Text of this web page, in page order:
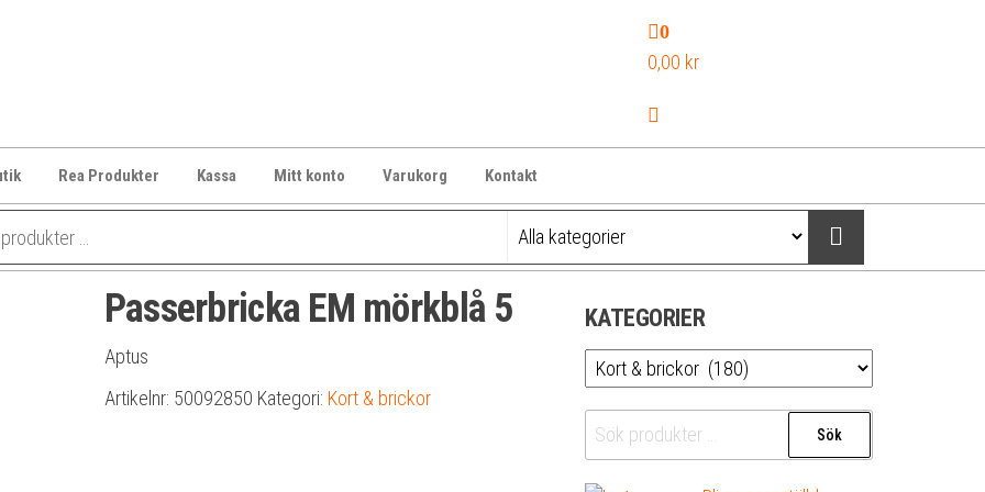
0
0,00 kr
Rea Produkter Kassa Mitt konto Varukorg Kontakt
Passerbricka EM mörkblå 5
Aptus
Artikelnr: 50092850 Kategori: Kort & brickor
KATEGORIER
Sök
efter:
Sök